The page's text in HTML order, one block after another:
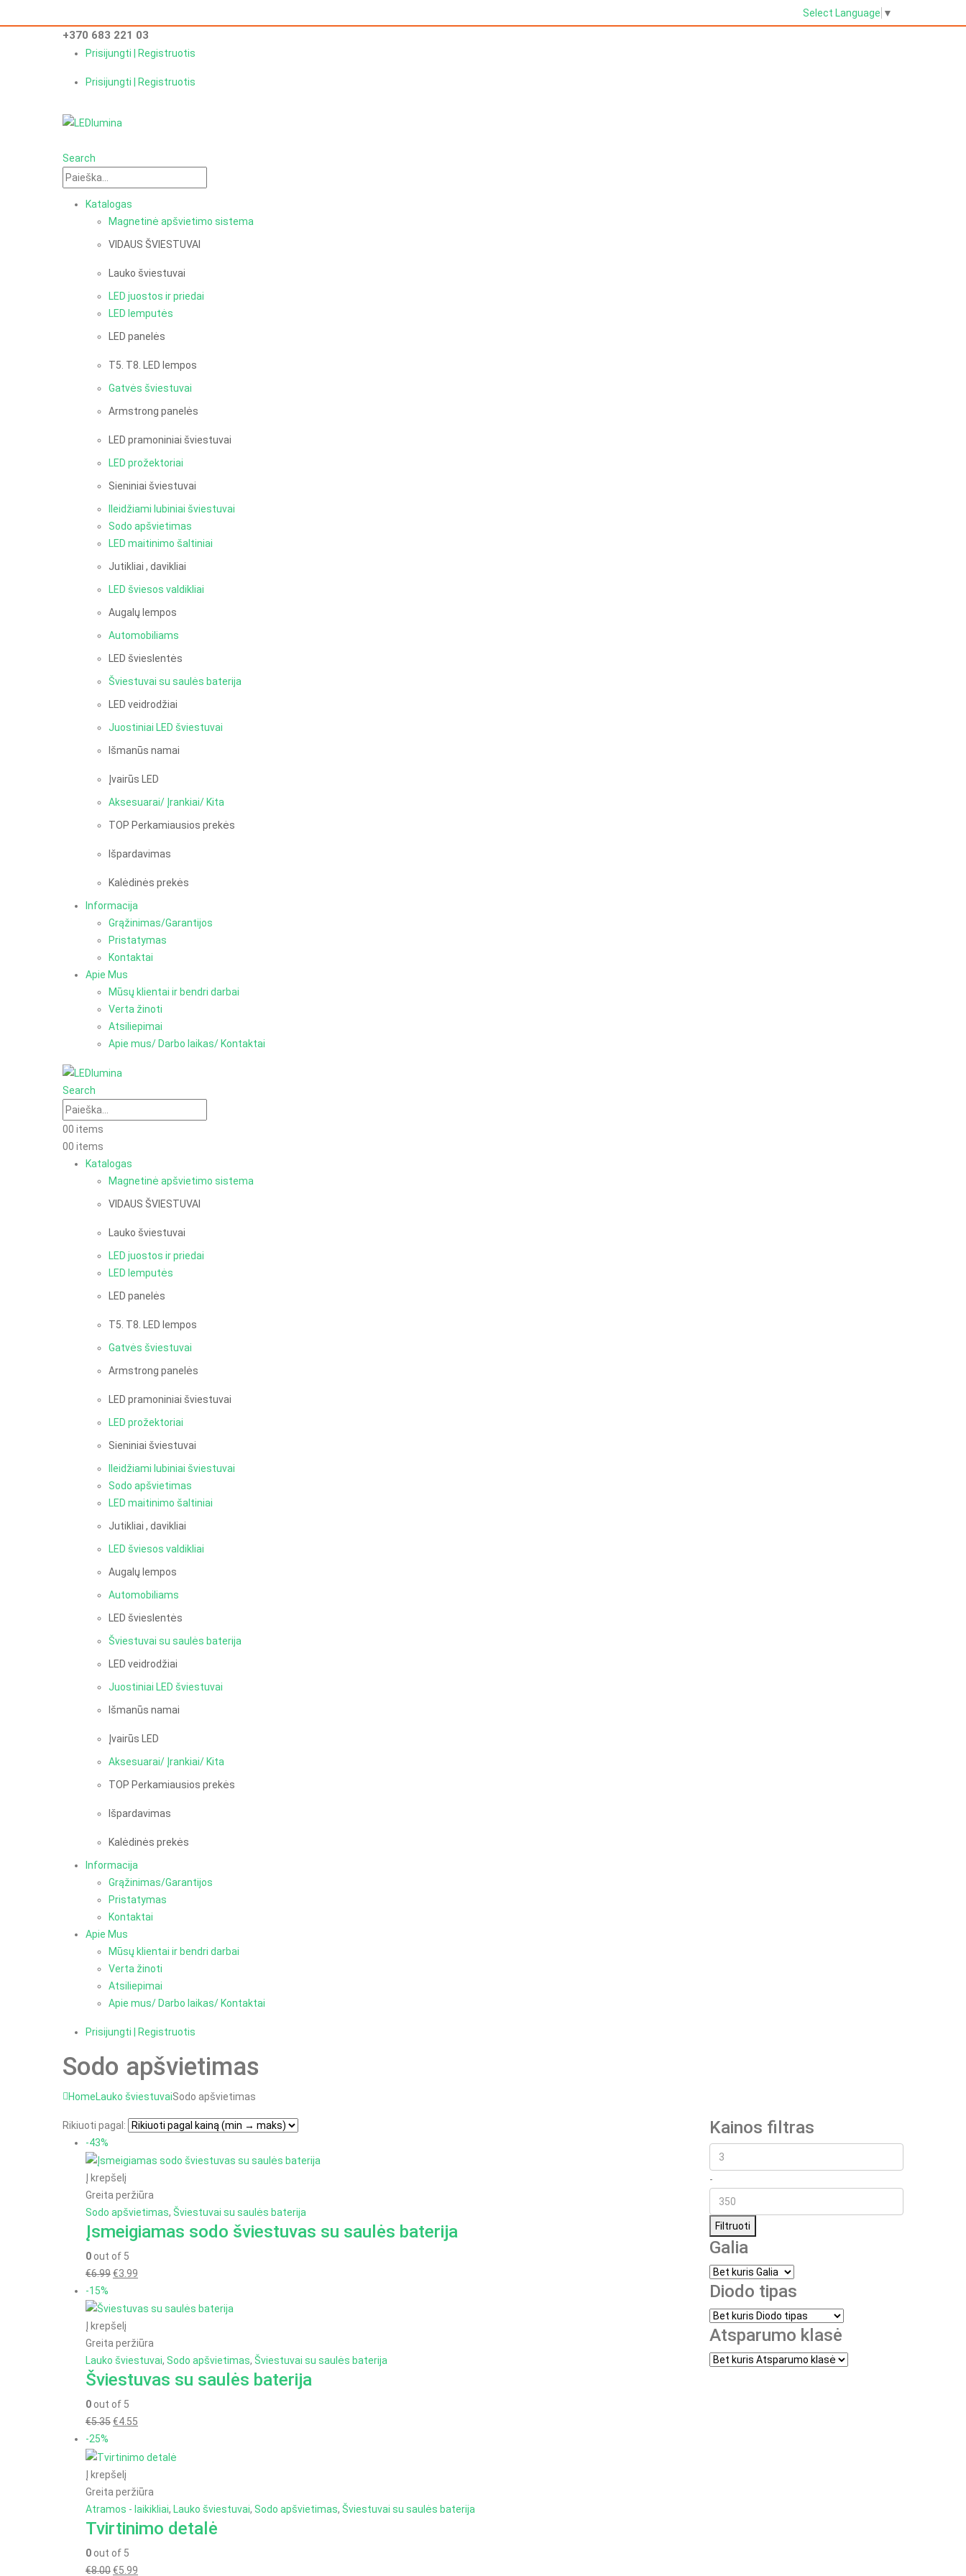
Select Language ▼
+370 683 221 03
Prisijungti | Registruotis
Prisijungti | Registruotis
Search
Katalogas
Magnetinė apšvietimo sistema
VIDAUS ŠVIESTUVAI
Lauko šviestuvai
LED juostos ir priedai
LED lemputės
LED panelės
T5. T8. LED lempos
Gatvės šviestuvai
Armstrong panelės
LED pramoniniai šviestuvai
LED prožektoriai
Sieniniai šviestuvai
Ileidžiami lubiniai šviestuvai
Sodo apšvietimas
LED maitinimo šaltiniai
Jutikliai , davikliai
LED šviesos valdikliai
Augalų lempos
Automobiliams
LED švieslentės
Šviestuvai su saulės baterija
LED veidrodžiai
Juostiniai LED šviestuvai
Išmanūs namai
Įvairūs LED
Aksesuarai/ Įrankiai/ Kita
TOP Perkamiausios prekės
Išpardavimas
Kalėdinės prekės
Informacija
Grąžinimas/Garantijos
Pristatymas
Kontaktai
Apie Mus
Mūsų klientai ir bendri darbai
Verta žinoti
Atsiliepimai
Apie mus/ Darbo laikas/ Kontaktai
Search
00 items
00 items
Katalogas
Magnetinė apšvietimo sistema
VIDAUS ŠVIESTUVAI
Lauko šviestuvai
LED juostos ir priedai
LED lemputės
LED panelės
T5. T8. LED lempos
Gatvės šviestuvai
Armstrong panelės
LED pramoniniai šviestuvai
LED prožektoriai
Sieniniai šviestuvai
Ileidžiami lubiniai šviestuvai
Sodo apšvietimas
LED maitinimo šaltiniai
Jutikliai , davikliai
LED šviesos valdikliai
Augalų lempos
Automobiliams
LED švieslentės
Šviestuvai su saulės baterija
LED veidrodžiai
Juostiniai LED šviestuvai
Išmanūs namai
Įvairūs LED
Aksesuarai/ Įrankiai/ Kita
TOP Perkamiausios prekės
Išpardavimas
Kalėdinės prekės
Informacija
Grąžinimas/Garantijos
Pristatymas
Kontaktai
Apie Mus
Mūsų klientai ir bendri darbai
Verta žinoti
Atsiliepimai
Apie mus/ Darbo laikas/ Kontaktai
Prisijungti | Registruotis
Sodo apšvietimas
HomeLauko šviestuvaiSodo apšvietimas
Rikiuoti pagal:
-43%
Į krepšelį
Greita peržiūra
Sodo apšvietimas, Šviestuvai su saulės baterija
Įsmeigiamas sodo šviestuvas su saulės baterija
0 out of 5
€6.99Original
was:
€6.99.
€3.99
is:
-15%
Į krepšelį
Greita peržiūra
Lauko šviestuvai, Sodo apšvietimas, Šviestuvai su saulės baterija
Šviestuvas su saulės baterija
0 out of 5
€5.35Original
was:
€5.35.
€4.55
is:
-25%
Į krepšelį
Greita peržiūra
Atramos - laikikliai, Lauko šviestuvai, Sodo apšvietimas, Šviestuvai su saulės baterija
Tvirtinimo detalė
0 out of 5
€8.00Original
€5.99
Kainos filtras
-
Filtruoti
Galia
Diodo tipas
Atsparumo klasė